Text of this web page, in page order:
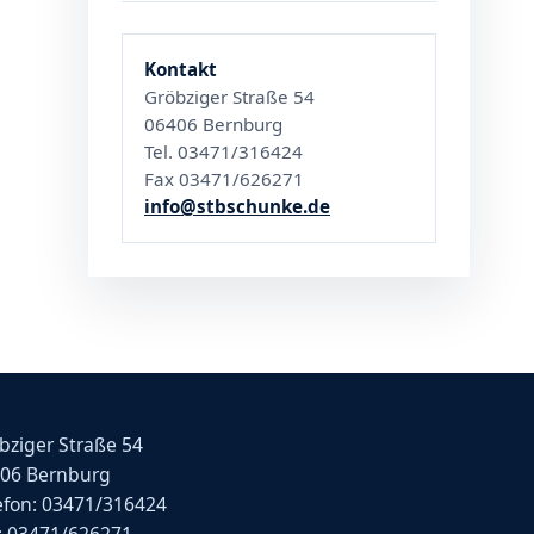
Kontakt
Gröbziger Straße 54
06406 Bernburg
Tel. 03471/316424
Fax 03471/626271
info@stbschunke.de
Straße 54
Bernburg
03471/316424